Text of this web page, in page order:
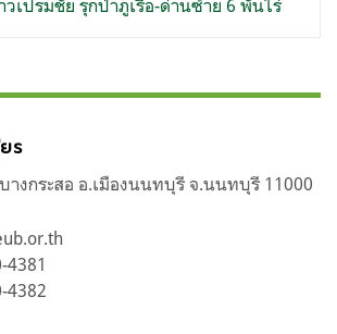
เปรมชัย รุกป่าภูเรือ-ด่านซ้าย 6 พันไร่
ร
างกระสอ อ.เมืองนนทบุรี จ.นนทบุรี 11000
4381
4382